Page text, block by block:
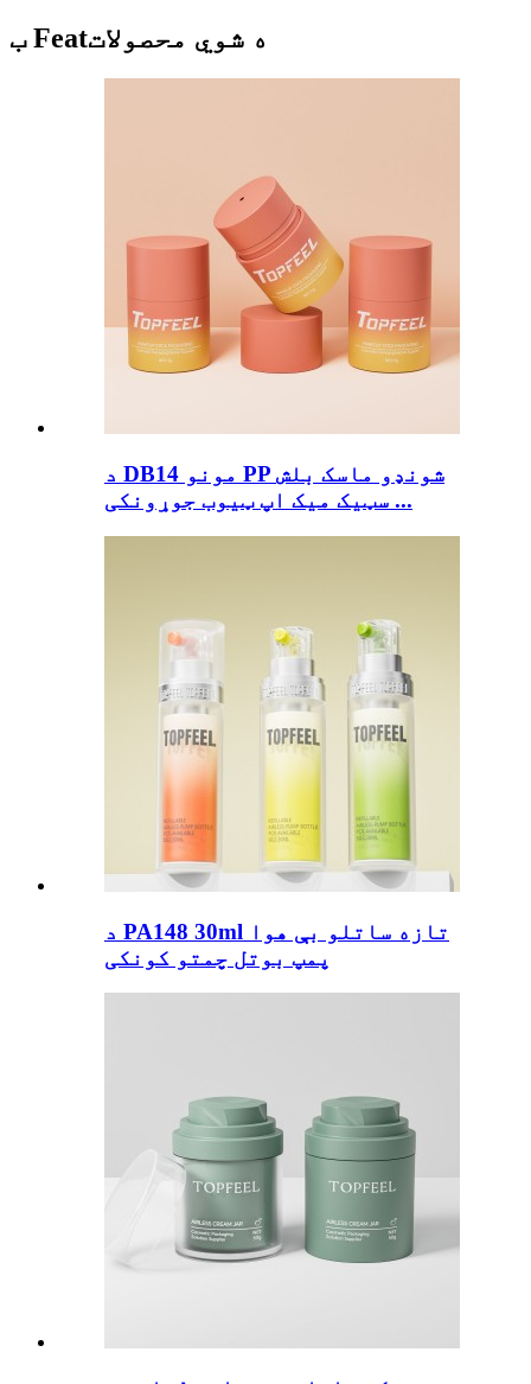
ب Featه شوي محصولات
د DB14 مونو PP شونډو ماسک بلش
سټیک میک اپ ټیوب جوړونکی ...
د PA148 30ml تازه ساتلو بې هوا
پمپ بوتل چمتو کونکی